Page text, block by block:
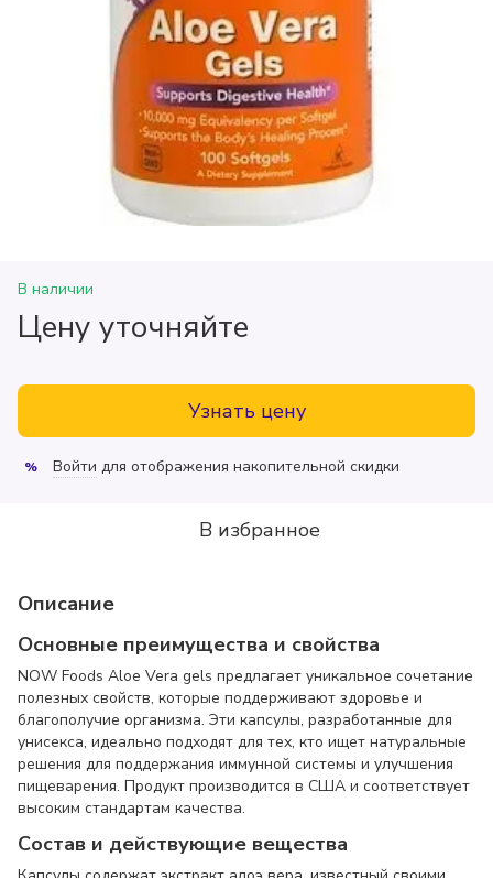
В наличии
Цену уточняйте
Узнать цену
% Войти для отображения накопительной скидки
В избранное
Описание
Основные преимущества и свойства
NOW Foods Aloe Vera gels предлагает уникальное сочетание
полезных свойств, которые поддерживают здоровье и
благополучие организма. Эти капсулы, разработанные для
унисекса, идеально подходят для тех, кто ищет натуральные
решения для поддержания иммунной системы и улучшения
пищеварения. Продукт производится в США и соответствует
высоким стандартам качества.
Состав и действующие вещества